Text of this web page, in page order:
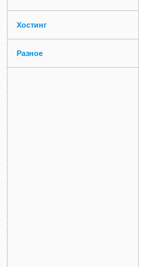
Хостинг
Разное